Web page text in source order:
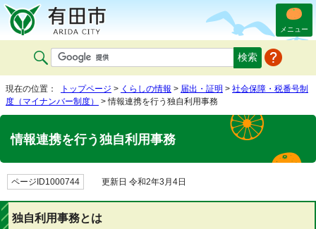
メニュー
現在の位置： トップページ > くらしの情報 > 届出・証明 > 社会保障・税番号制
度（マイナンバー制度）
> 情報連携を行う独自利用事務
情報連携を行う独自利用事務
ページID1000744 更新日 令和2年3月4日
独自利用事務とは